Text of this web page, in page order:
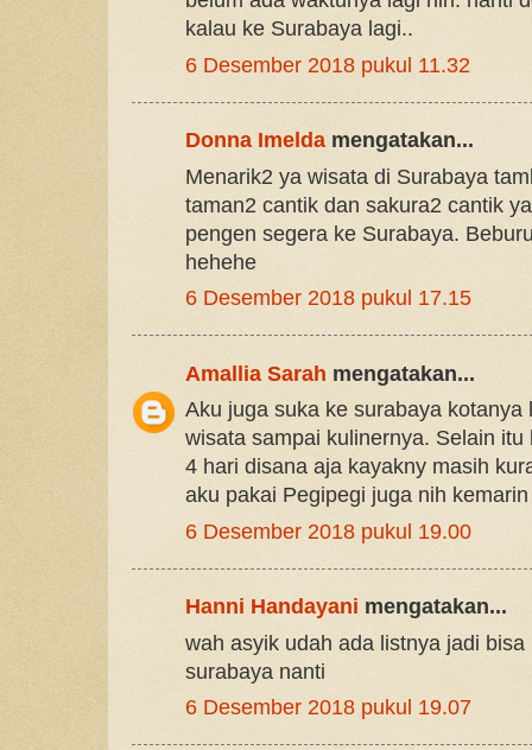
kalau ke Surabaya lagi..
6 Desember 2018 pukul 11.32
Donna Imeldamengatakan...
Menarik2 ya wisata di Surabaya
taman2 cantik dan sakura2 cantik
pengen segera ke Surabaya.
hehehe
6 Desember 2018 pukul 17.15
Amallia Sarah mengatakan...
Aku juga suka ke surabaya
wisata sampai kulinernya. Selain
4 hari disana aja kayakny masih
aku pakai Pegipegi juga nih
6 Desember 2018 pukul 19.00
Hanni Handayani mengatakan...
wah asyik udah ada listnya jadi
surabaya nanti
6 Desember 2018 pukul 19.07